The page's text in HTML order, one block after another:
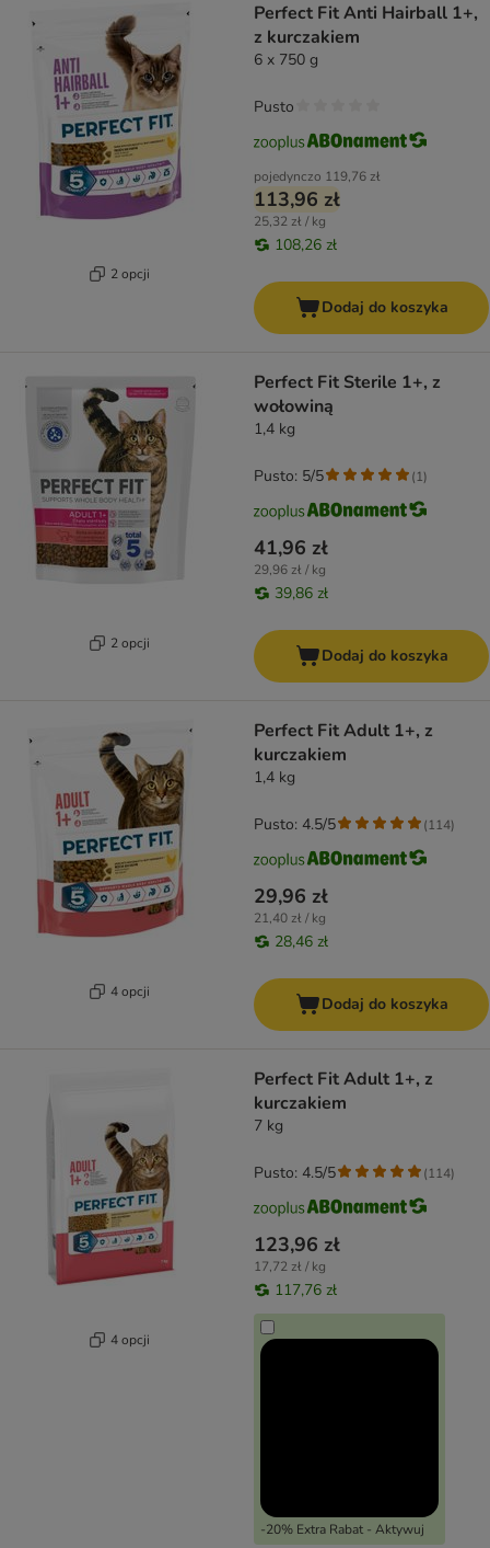
2 opcji
Perfect Fit Anti Hairball 1+,
z kurczakiem
6 x 750 g
pojedynczo 119,76 zł
113,96 zł
25,32 zł / kg
108,26 zł
Pusto
Dodaj do koszyka
2 opcji
Perfect Fit Sterile 1+, z
wołowiną
1,4 kg
41,96 zł
29,96 zł / kg
39,86 zł
Pusto: 5/5 (1)
Dodaj do koszyka
4 opcji
Perfect Fit Adult 1+, z
kurczakiem
1,4 kg
29,96 zł
21,40 zł / kg
28,46 zł
Pusto: 4.5/5 (114)
Dodaj do koszyka
4 opcji
Perfect Fit Adult 1+, z
kurczakiem
7 kg
123,96 zł
17,72 zł / kg
117,76 zł
-20% Extra Rabat - Aktywuj
Pusto: 4.5/5 (114)